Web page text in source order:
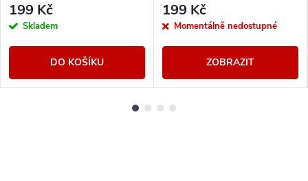
199 Kč
Skladem
DO KOŠÍKU
199 Kč
Momentálně nedostupné
ZOBRAZIT